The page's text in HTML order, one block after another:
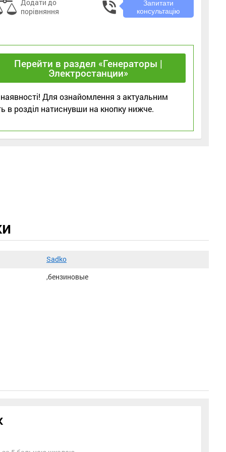
Додати до
порівняння
phone_in_talk
Запитати
консультацію
Перейти в раздел «Генераторы |
Электростанции»
Для ознайомлення з актуальним
в розділ натиснувши на кнопку нижче.
Sadko
,бензиновые